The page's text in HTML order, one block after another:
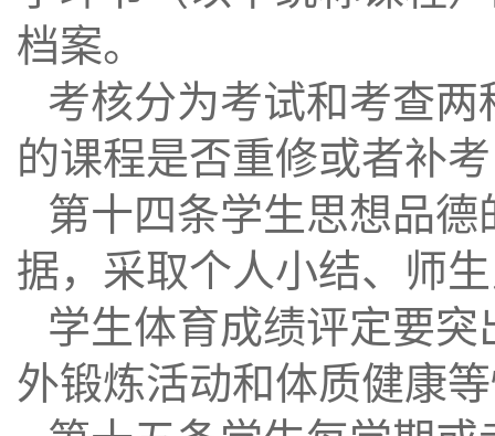
档案。
考核分为考试和考查
的课程是否重修或者补
第十四条学生思想品
据，采取个人小结、师
学生体育成绩评定要
外锻炼活动和体质健康